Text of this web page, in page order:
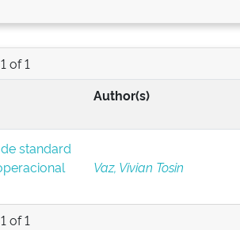
of 1
Author(s)
standard
Vaz, Vivian Tosin
of 1